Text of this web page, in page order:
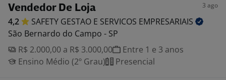
Vendedor De Loja 3 ago
4,2 SAFETY GESTAO E SERVICOS EMPRESARIAIS
São Bernardo do Campo - SP
R$ 2.000,00 a R$ 3.000,00
Entre 1 e 3 anos
Ensino Médio (2º Grau)
Presencial